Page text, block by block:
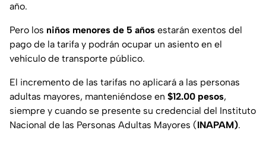
año.
Pero los niños menores de 5 años estarán exentos del
pago de la tarifa y podrán ocupar un asiento en el
vehículo de transporte público.
El incremento de las tarifas no aplicará a las personas
adultas mayores, manteniéndose en $12.00 pesos,
siempre y cuando se presente su credencial del Instituto
Nacional de las Personas Adultas Mayores (INAPAM).